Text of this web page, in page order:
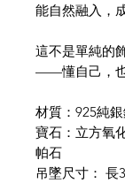
能自然融入，
這不是單純的
——懂自己，
材質：925純
寶石：立方氧
帕石
吊墜尺寸： 長